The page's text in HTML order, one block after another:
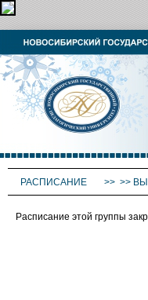
РАСПИСАНИЕ >> >>
Расписание этой группы